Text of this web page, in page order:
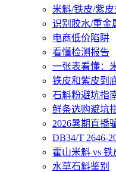
米斛/铁皮/紫皮
识别胶水/重金
电商低价陷阱
看懂检测报告
一张表看懂：
铁皮和紫皮到
石斛粉避坑指
鲜条选购避坑
2026暑期直播
DB34/T 2646-
霍山米斛 vs 铁
水草石斛鉴别